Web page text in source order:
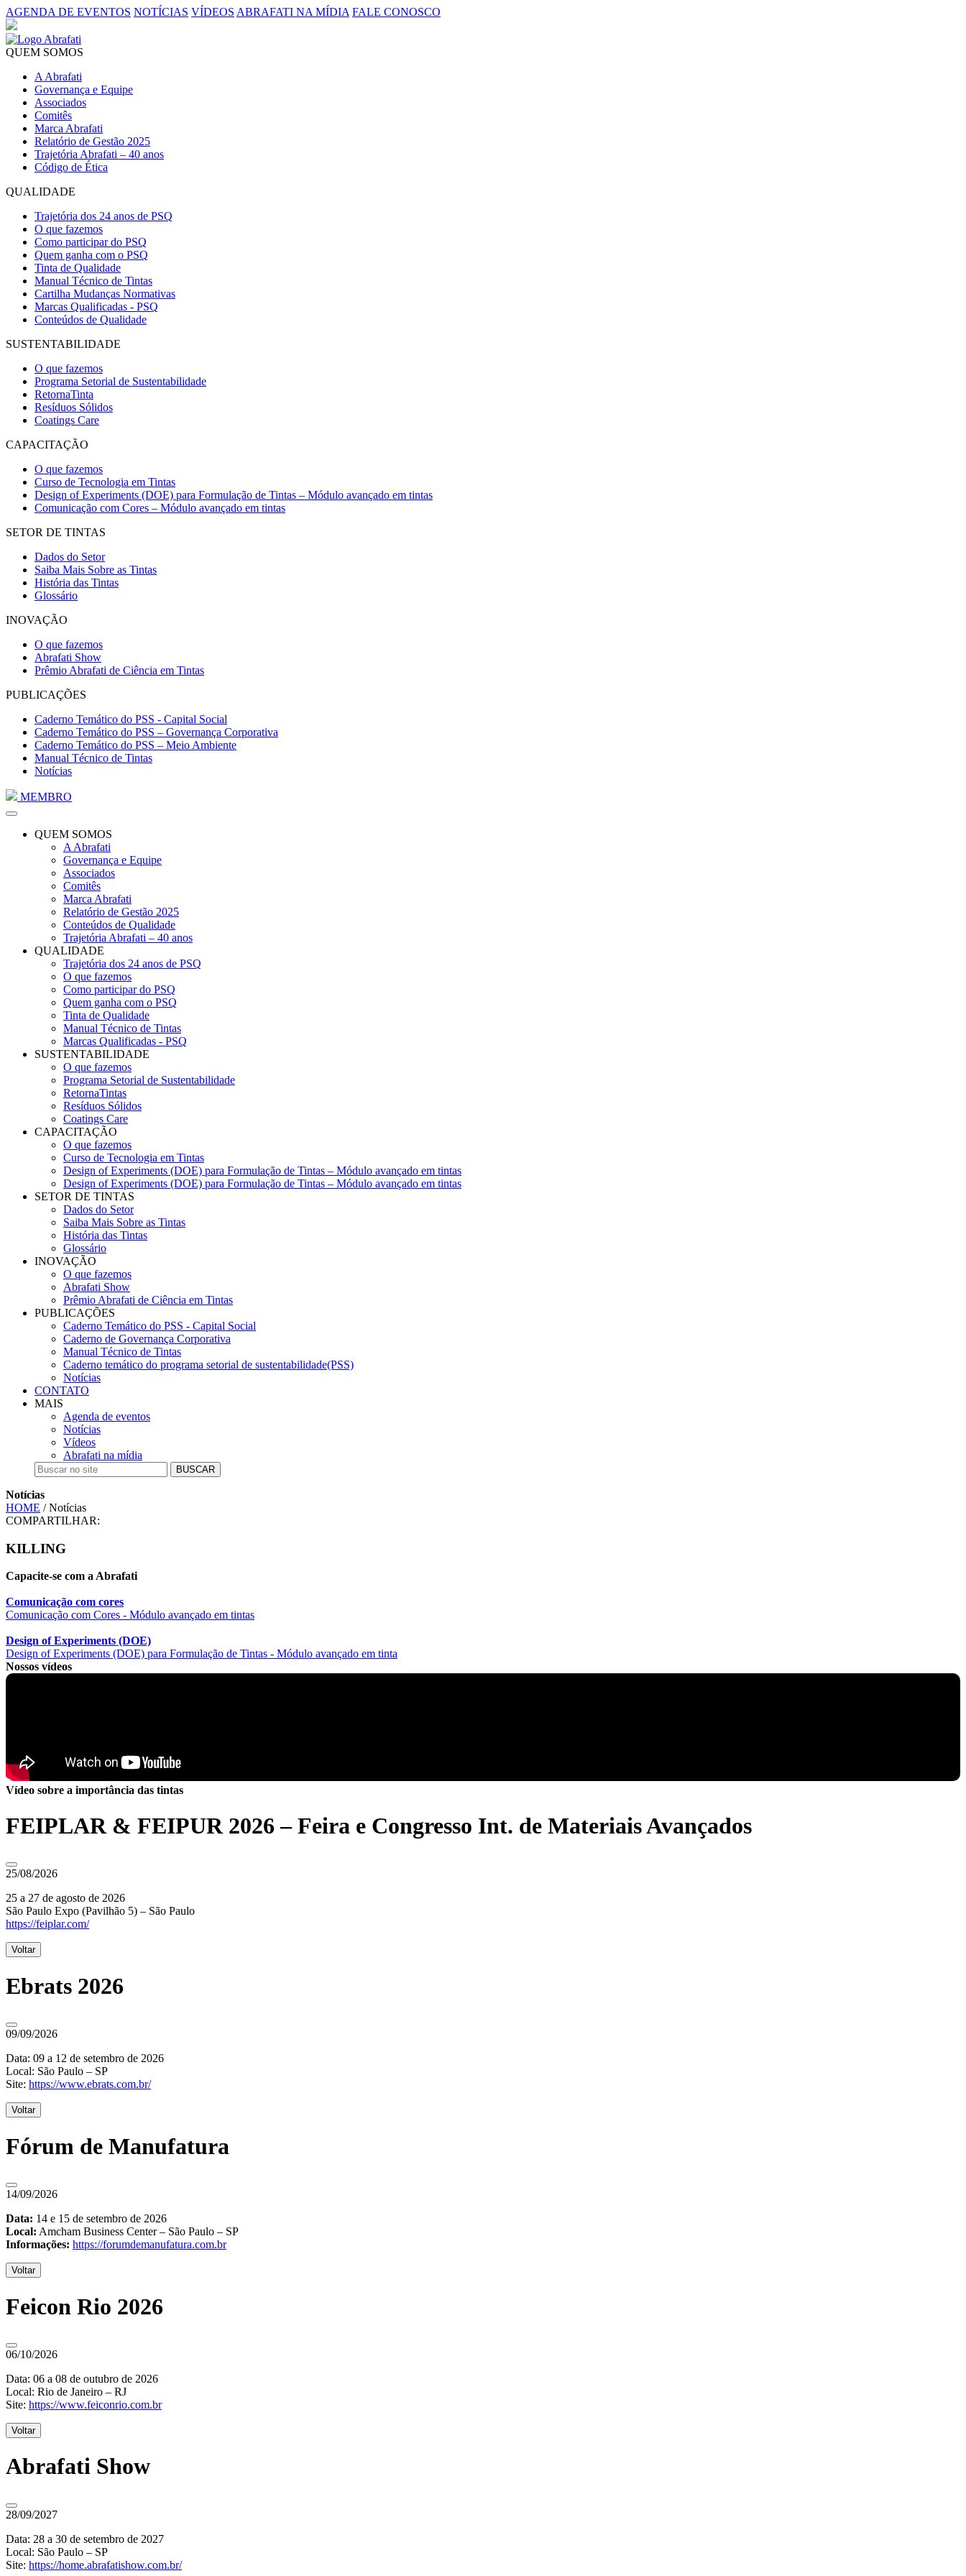
AGENDA DE EVENTOS NOTÍCIAS VÍDEOS ABRAFATI NA MÍDIA FALE CONOSCO
QUEM SOMOS
A Abrafati
Governança e Equipe
Associados
Comitês
Marca Abrafati
Relatório de Gestão 2025
Trajetória Abrafati – 40 anos
Código de Ética
QUALIDADE
Trajetória dos 24 anos de PSQ
O que fazemos
Como participar do PSQ
Quem ganha com o PSQ
Tinta de Qualidade
Manual Técnico de Tintas
Cartilha Mudanças Normativas
Marcas Qualificadas - PSQ
Conteúdos de Qualidade
SUSTENTABILIDADE
O que fazemos
Programa Setorial de Sustentabilidade
RetornaTinta
Resíduos Sólidos
Coatings Care
CAPACITAÇÃO
O que fazemos
Curso de Tecnologia em Tintas
Design of Experiments (DOE) para Formulação de Tintas – Módulo avançado em tintas
Comunicação com Cores – Módulo avançado em tintas
SETOR DE TINTAS
Dados do Setor
Saiba Mais Sobre as Tintas
História das Tintas
Glossário
INOVAÇÃO
O que fazemos
Abrafati Show
Prêmio Abrafati de Ciência em Tintas
PUBLICAÇÕES
Caderno Temático do PSS - Capital Social
Caderno Temático do PSS – Governança Corporativa
Caderno Temático do PSS – Meio Ambiente
Manual Técnico de Tintas
Notícias
MEMBRO
QUEM SOMOS
A Abrafati
Governança e Equipe
Associados
Comitês
Marca Abrafati
Relatório de Gestão 2025
Conteúdos de Qualidade
Trajetória Abrafati – 40 anos
QUALIDADE
Trajetória dos 24 anos de PSQ
O que fazemos
Como participar do PSQ
Quem ganha com o PSQ
Tinta de Qualidade
Manual Técnico de Tintas
Marcas Qualificadas - PSQ
SUSTENTABILIDADE
O que fazemos
Programa Setorial de Sustentabilidade
RetornaTintas
Resíduos Sólidos
Coatings Care
CAPACITAÇÃO
O que fazemos
Curso de Tecnologia em Tintas
Design of Experiments (DOE) para Formulação de Tintas – Módulo avançado em tintas
Design of Experiments (DOE) para Formulação de Tintas – Módulo avançado em tintas
SETOR DE TINTAS
Dados do Setor
Saiba Mais Sobre as Tintas
História das Tintas
Glossário
INOVAÇÃO
O que fazemos
Abrafati Show
Prêmio Abrafati de Ciência em Tintas
PUBLICAÇÕES
Caderno Temático do PSS - Capital Social
Caderno de Governança Corporativa
Manual Técnico de Tintas
Caderno temático do programa setorial de sustentabilidade(PSS)
Notícias
CONTATO
MAIS
Agenda de eventos
Notícias
Vídeos
Abrafati na mídia
BUSCAR
Notícias
HOME / Notícias
COMPARTILHAR:
KILLING
Capacite-se com a Abrafati
Comunicação com cores
Comunicação com Cores - Módulo avançado em tintas
Design of Experiments (DOE)
Design of Experiments (DOE) para Formulação de Tintas - Módulo avançado em tinta
Nossos vídeos
Vídeo sobre a importância das tintas
FEIPLAR & FEIPUR 2026 – Feira e Congresso Int. de Materiais Avançados
25/08/2026
25 a 27 de agosto de 2026
São Paulo Expo (Pavilhão 5) – São Paulo
https://feiplar.com/
Voltar
Ebrats 2026
09/09/2026
Data: 09 a 12 de setembro de 2026
Local: São Paulo – SP
Site: https://www.ebrats.com.br/
Voltar
Fórum de Manufatura
14/09/2026
Data: 14 e 15 de setembro de 2026
Local: Amcham Business Center – São Paulo – SP
Informações: https://forumdemanufatura.com.br
Voltar
Feicon Rio 2026
06/10/2026
Data: 06 a 08 de outubro de 2026
Local: Rio de Janeiro – RJ
Site: https://www.feiconrio.com.br
Voltar
Abrafati Show
28/09/2027
Data: 28 a 30 de setembro de 2027
Local: São Paulo – SP
Site: https://home.abrafatishow.com.br/